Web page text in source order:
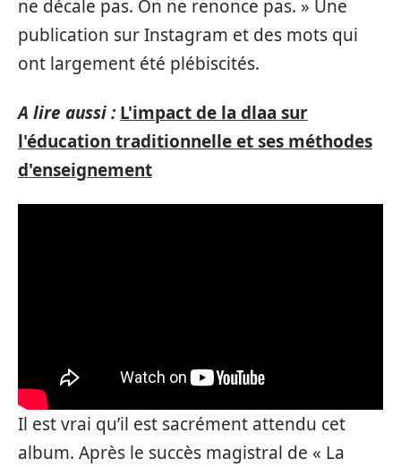
ne décale pas. On ne renonce pas. » Une
publication sur Instagram et des mots qui
ont largement été plébiscités.
A lire aussi : L'impact de la dlaa sur
l'éducation traditionnelle et ses méthodes
d'enseignement
Il est vrai qu’il est sacrément attendu cet
album. Après le succès magistral de « La